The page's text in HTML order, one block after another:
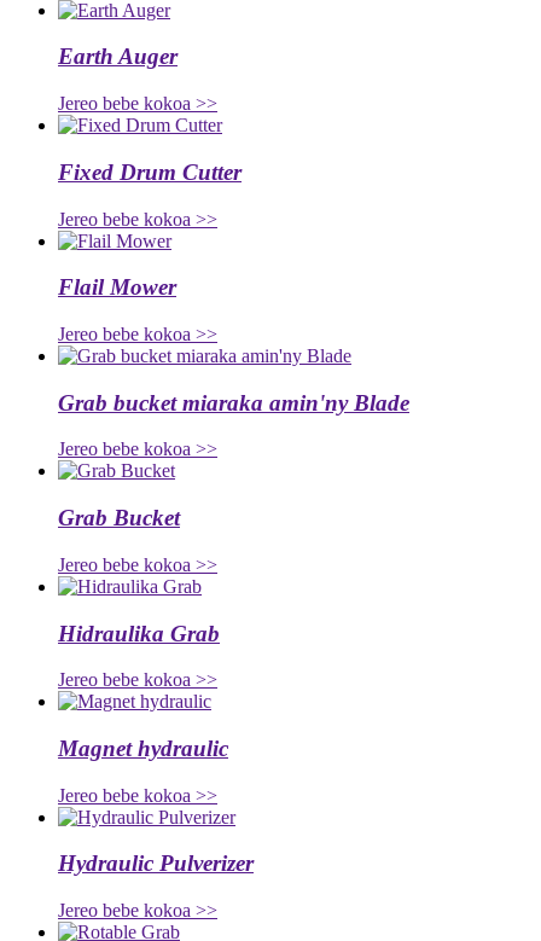
Earth Auger
Jereo bebe kokoa >>
Fixed Drum Cutter
Jereo bebe kokoa >>
Flail Mower
Jereo bebe kokoa >>
Grab bucket miaraka amin'ny Blade
Jereo bebe kokoa >>
Grab Bucket
Jereo bebe kokoa >>
Hidraulika Grab
Jereo bebe kokoa >>
Magnet hydraulic
Jereo bebe kokoa >>
Hydraulic Pulverizer
Jereo bebe kokoa >>